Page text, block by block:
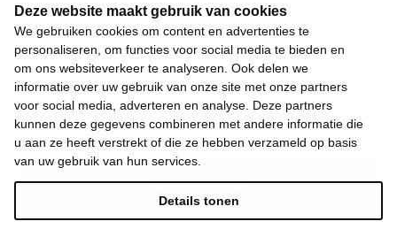
Deze website maakt gebruik van cookies
We gebruiken cookies om content en advertenties te
personaliseren, om functies voor social media te bieden en
om ons websiteverkeer te analyseren. Ook delen we
informatie over uw gebruik van onze site met onze partners
voor social media, adverteren en analyse. Deze partners
kunnen deze gegevens combineren met andere informatie die
u aan ze heeft verstrekt of die ze hebben verzameld op basis
van uw gebruik van hun services.
Details tonen
Snel
Over de beweging
Algemeen
Laatste nieuws